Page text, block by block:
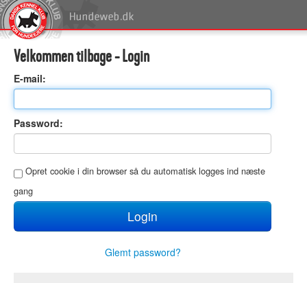
Velkommen tilbage - Login
E-mail:
Password:
Opret cookie i din browser så du automatisk logges ind næste
gang
Glemt password?